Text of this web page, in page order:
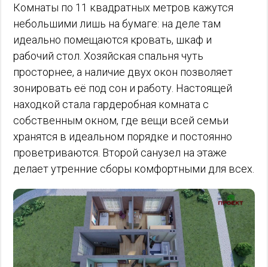
Комнаты по 11 квадратных метров кажутся
небольшими лишь на бумаге: на деле там
идеально помещаются кровать, шкаф и
рабочий стол. Хозяйская спальня чуть
просторнее, а наличие двух окон позволяет
зонировать её под сон и работу. Настоящей
находкой стала гардеробная комната с
собственным окном, где вещи всей семьи
хранятся в идеальном порядке и постоянно
проветриваются. Второй санузел на этаже
делает утренние сборы комфортными для всех.